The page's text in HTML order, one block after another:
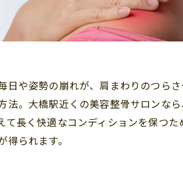
や姿勢の崩れが、肩まわりのつら
。大橋駅近くの美容整骨サロンな
長く快適なコンディションを保つ
られます。